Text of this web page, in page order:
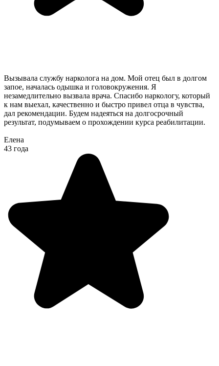
Вызывала службу нарколога на дом. Мой отец был в долгом
запое, началась одышка и головокружения. Я
незамедлительно вызвала врача. Спасибо наркологу, который
к нам выехал, качественно и быстро привел отца в чувства,
дал рекомендации. Будем надеяться на долгосрочный
результат, подумываем о прохождении курса реабилитации.
Елена
43 года